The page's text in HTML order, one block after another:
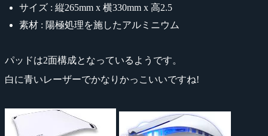
サイズ : 縦265mm x 横330mm x 高2.5
素材 : 陽極処理を施したアルミニウム
パッドは2面構成となっているようです。
白に青いレーザーでかなりかっこいいですね!